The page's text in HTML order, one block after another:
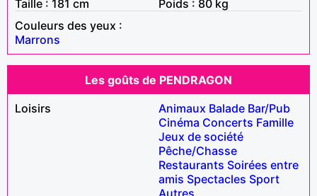
Taille : 181 cm
Poids : 80 kg
Couleurs des yeux :
Marrons
Les goûts de PENDRAGON
Loisirs
Animaux Balade Bar/Pub
Cinéma Concerts Famille
Jeux de société
Pêche/Chasse
Restaurants Soirées entre
amis Spectacles Sport
Autres